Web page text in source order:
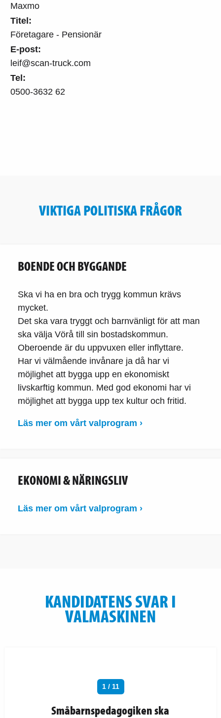
Maxmo
Titel:
Företagare - Pensionär
E-post:
leif@scan-truck.com
Tel:
0500-3632 62
VIKTIGA POLITISKA FRÅGOR
BOENDE OCH BYGGANDE
Ska vi ha en bra och trygg kommun krävs
mycket.
Det ska vara tryggt och barnvänligt för att man
ska välja Vörå till sin bostadskommun.
Oberoende är du uppvuxen eller inflyttare.
Har vi välmående invånare ja då har vi
möjlighet att bygga upp en ekonomiskt
livskarftig kommun. Med god ekonomi har vi
möjlighet att bygga upp tex kultur och fritid.
Läs mer om vårt valprogram ›
EKONOMI & NÄRINGSLIV
Läs mer om vårt valprogram ›
KANDIDATENS SVAR I
VALMASKINEN
1 / 11
Småbarnspedagogiken ska